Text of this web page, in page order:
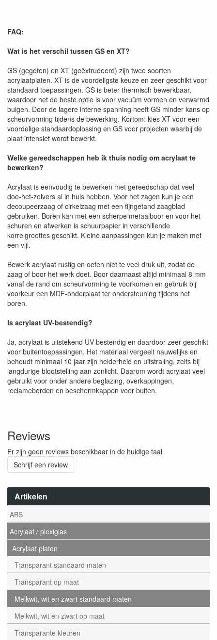
Artikelen
ABS
Acrylaat / plexiglas
Acrylaat platen
Transparant standaard maten
Transparant op maat
Melkwit, wit en zwart standaard maten
Melkwit, wit en zwart op maat
Transparante kleuren
FAQ:
Wat is het verschil tussen GS en XT?
GS (gegoten) en XT (geëxtrudeerd) zijn twee soorten
acrylaatplaten. XT is de voordeligste keuze en zeer geschikt voor
standaard toepassingen. GS is beter thermisch bewerkbaar,
waardoor het de beste optie is voor vacuüm vormen en verwarmd
buigen. Door de lagere interne spanning heeft GS minder kans op
scheurvorming tijdens de bewerking. Kortom: kies XT voor een
voordelige standaardoplossing en GS voor projecten waarbij de
plaat intensief wordt bewerkt.
Welke gereedschappen heb ik thuis nodig om acrylaat te
bewerken?
Acrylaat is eenvoudig te bewerken met gereedschap dat veel
doe-het-zelvers al in huis hebben. Voor het zagen kun je een
decoupeerzaag of cirkelzaag met een fijngetand zaagblad
gebruiken. Boren kan met een scherpe metaalboor en voor het
schuren en afwerken is schuurpapier in verschillende
korrelgroottes geschikt. Kleine aanpassingen kun je maken met
een vijl.
Bewerk acrylaat rustig en oefen niet te veel druk uit, zodat de
zaag of boor het werk doet. Boor daarnaast altijd minimaal 8 mm
vanaf de rand om scheurvorming te voorkomen en gebruik bij
voorkeur een MDF-onderplaat ter ondersteuning tijdens het
boren.
Is acrylaat UV-bestendig?
Ja, acrylaat is uitstekend UV-bestendig en daardoor zeer geschikt
voor buitentoepassingen. Het materiaal vergeelt nauwelijks en
behoudt minimaal 10 jaar zijn helderheid en uitstraling, zelfs bij
langdurige blootstelling aan zonlicht. Daarom wordt acrylaat veel
gebruikt voor onder andere beglazing, overkappingen,
reclameborden en beschermkappen voor buiten.
Reviews
Er zijn geen reviews beschikbaar in de huidige taal
Schrijf een review